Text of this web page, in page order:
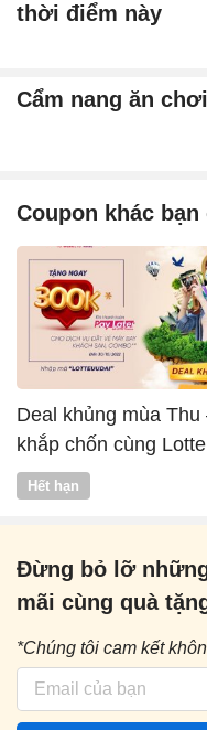
thời điểm này
Cẩm nang ăn
Coupon khác
Deal khủng mùa Thu
khắp chốn cùng
Vntrip
Hết hạn
Đừng bỏ lỡ
mãi cùng quà
*Chúng tôi cam kết